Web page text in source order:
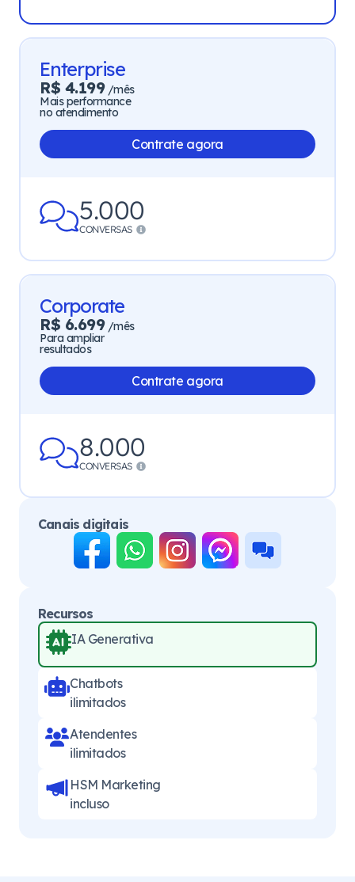
Enterprise
R$ 4.199 /mês
Mais performance
no atendimento
Contrate agora
5.000
CONVERSAS
Corporate
R$ 6.699 /mês
Para ampliar
resultados
Contrate agora
8.000
CONVERSAS
Canais digitais
Recursos
IA Generativa
Chatbots
ilimitados
Atendentes
ilimitados
HSM Marketing
incluso